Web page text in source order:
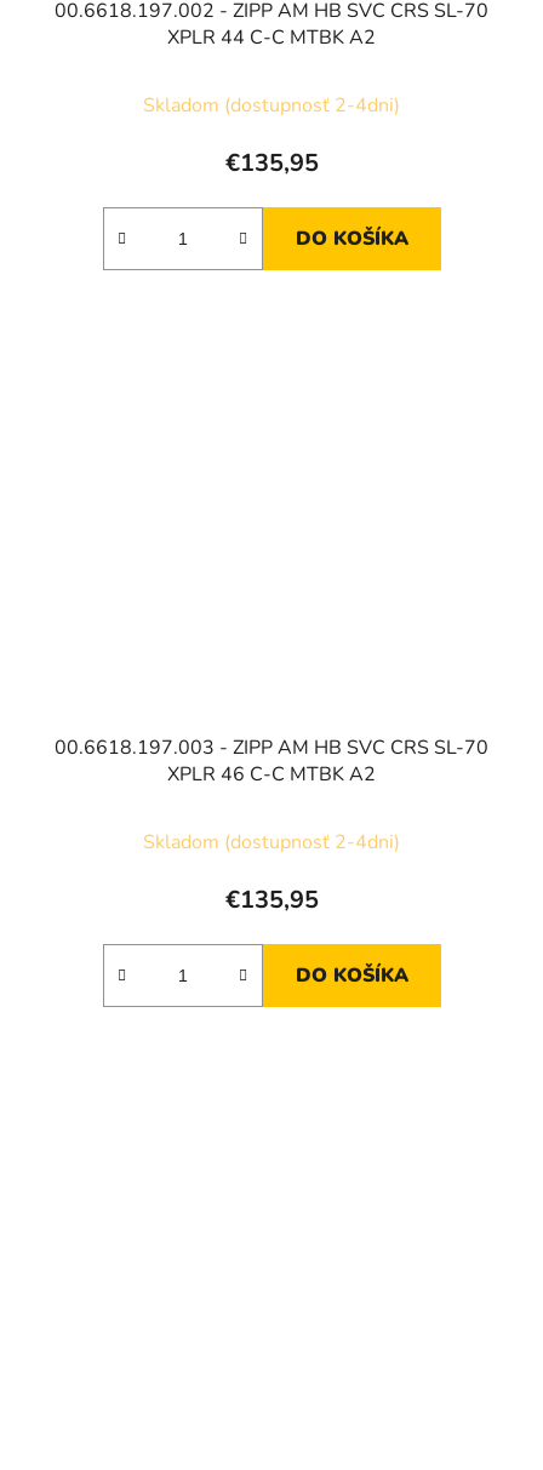
00.6618.197.002 - ZIPP AM HB SVC CRS SL-70
XPLR 44 C-C MTBK A2
Skladom (dostupnosť 2-4dni)
€135,95
DO KOŠÍKA
00.6618.197.003 - ZIPP AM HB SVC CRS SL-70
XPLR 46 C-C MTBK A2
Skladom (dostupnosť 2-4dni)
€135,95
DO KOŠÍKA